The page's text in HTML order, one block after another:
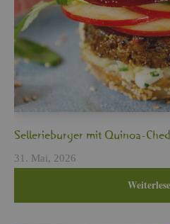
Sel­le­rie­bur­ger mit Qui­noa-
31. Mai, 2026